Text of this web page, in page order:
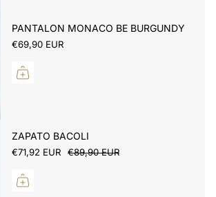
PANTALON MONACO BE BURGUNDY
€69,90 EUR
ZAPATO BACOLI
€71,92 EUR €89,90 EUR